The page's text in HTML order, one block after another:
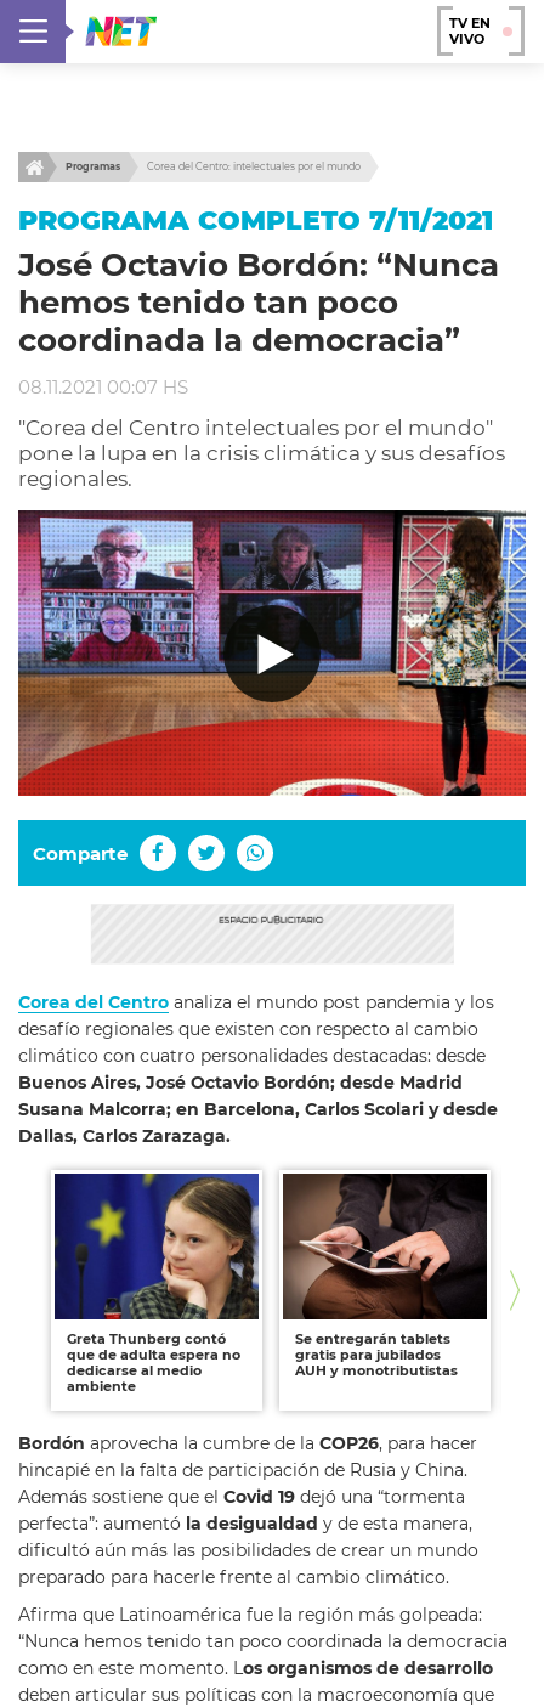
TV EN
VIVO
Programas Corea del Centro: intelectuales por el mundo
PROGRAMA COMPLETO 7/11/2021
José Octavio Bordón: “Nunca
hemos tenido tan poco
coordinada la democracia”
08.11.2021 00:07 HS
"Corea del Centro intelectuales por el mundo"
pone la lupa en la crisis climática y sus desafíos
regionales.
Comparte
Corea del Centro analiza el mundo post pandemia y los
desafío regionales que existen con respecto al cambio
climático con cuatro personalidades destacadas: desde
Buenos Aires, José Octavio Bordón; desde Madrid
Susana Malcorra; en Barcelona, Carlos Scolari y desde
Dallas, Carlos Zarazaga.
Greta Thunberg contó
que de adulta espera no
dedicarse al medio
ambiente
Se entregarán tablets
gratis para jubilados
AUH y monotributistas
Bordón aprovecha la cumbre de la COP26, para hacer
hincapié en la falta de participación de Rusia y China.
Además sostiene que el Covid 19 dejó una “tormenta
perfecta”: aumentó la desigualdad y de esta manera,
dificultó aún más las posibilidades de crear un mundo
preparado para hacerle frente al cambio climático.
Afirma que Latinoamérica fue la región más golpeada:
“Nunca hemos tenido tan poco coordinada la democracia
como en este momento. Los organismos de desarrollo
deben articular sus políticas con la macroeconomía que